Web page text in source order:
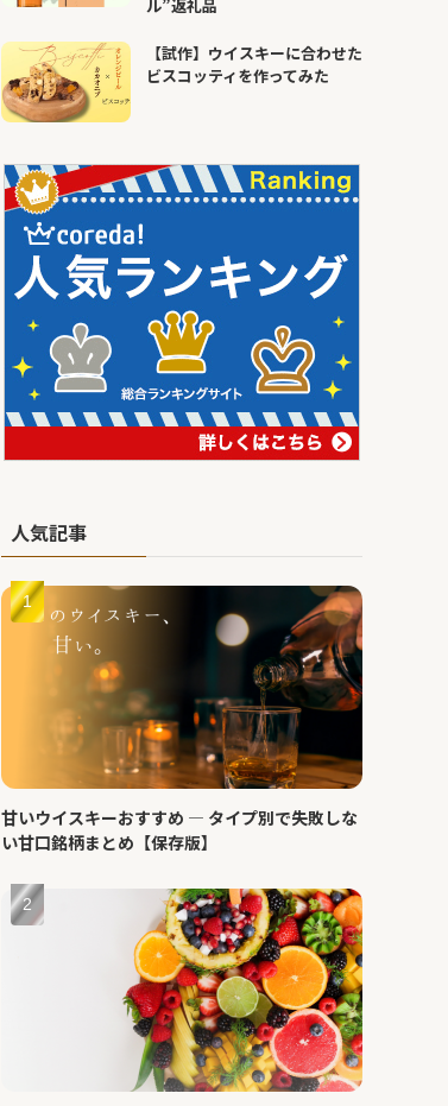
ル”返礼品
【試作】ウイスキーに合わせた
ビスコッティを作ってみた
人気記事
甘いウイスキーおすすめ ― タイプ別で失敗しな
い甘口銘柄まとめ【保存版】